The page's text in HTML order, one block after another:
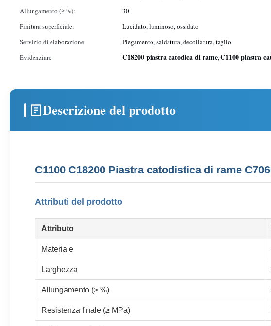
Allungamento (≥ %):
30
Finitura superficiale:
Lucidato, luminoso, ossidato
Servizio di elaborazione:
Piegamento, saldatura, decollatura, taglio
Evidenziare
C18200 piastra catodica di rame,C1100 piastra
Descrizione del prodotto
C1100 C18200 Piastra catodistica di rame
Attributi del prodotto
Attributo
Materiale
Larghezza
Allungamento (≥ %)
Resistenza finale (≥ MPa)